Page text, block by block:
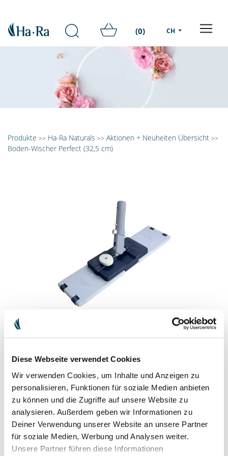
Diese Webseite verwendet Cookies
Wir verwenden Cookies, um Inhalte und Anzeigen zu
personalisieren, Funktionen für soziale Medien anbieten
zu können und die Zugriffe auf unsere Website zu
analysieren. Außerdem geben wir Informationen zu
Deiner Verwendung unserer Website an unsere Partner
für soziale Medien, Werbung und Analysen weiter.
Unsere Partner führen diese Informationen
(0) CH
Produkte >> Ha-Ra Naturals >> Aktionen + Neuheiten Übersicht >>
Boden-Wischer Perfect (32,5 cm)
BODEN-WISCHER PERFECT (32,5 CM)
» Höchste Robustheit und dennoch federleicht: gefertigt aus
» Optimale Druckverteilung auf die Faser, so dass diese nicht mehr
Feuchtigkeit abgibt als nötig
» Kommt dank allseitig drehbarem Scheibengelenk spielend in jede
Ecke und ist so flach, dass er unter jeden Schrank kommt
» Made in Germany garantiert höchste Lebensdauer
EUR 44.90 inkl. MwSt. zzgl.Versandkosten